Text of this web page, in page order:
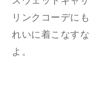
リンクコーデに
れいに着こなす
よ。